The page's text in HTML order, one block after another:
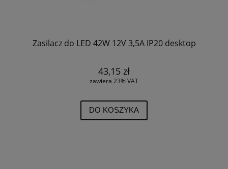
Zasilacz do LED 42W 12V 3,5A IP20 desktop
43,15 zł
zawiera 23% VAT
DO KOSZYKA